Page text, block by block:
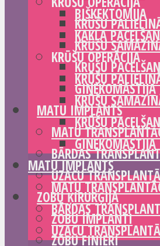
KRŪŠU
KRŪŠU
KRŪŠU
GINEKOMASTIJA
MATU IMPLANTS
MATU
BĀRDAS
UZACU
ZOBU ĶIRURĢIJA
ZOBU IMPLANTI
ZOBU FINIERI
BIŠKEKTOMIJA
KAKLA
KRŪŠU OPERĀCIJA
KRŪŠU
KRŪŠU
KRŪŠU
GINEKOMASTIJA
MATU IMPLANTS
MATU
BĀRDAS
UZACU